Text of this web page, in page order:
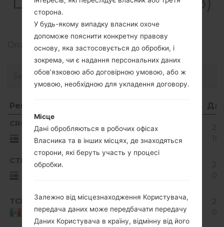
akaLG L70
Описання регіонів прошивок телефонів LG
Регіон
Регіон
CRO
Costa
Rica
D320f810b_00.kdz
4.4.x
KitKat
MiB
CTF
Costa
D320f810b_02.kdz
Android
TCL
Mexico
D320f810a_05.kdz
Android
4.4.x
KitKat
913.99
MiB
сторона.
У будь-якому випадку власник охоче
допоможе пояснити конкретну правову
основу, яка застосовується до обробки, і
зокрема, чи є надання персональних даних
обов’язковою або договірною умовою, або ж
умовою, необхідною для укладення договору.
Місце
Дані обробляються в робочих офісах
Власника та в інших місцях, де знаходяться
сторони, які беруть участь у процесі
обробки.
Залежно від місцезнаходження Користувача,
передача даних може передбачати передачу
Даних Користувача в країну, відмінну від його